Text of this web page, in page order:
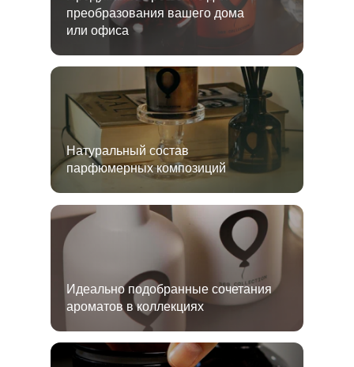
Идеально подобранные сочетания
ароматов в коллекциях
Натуральный состав
парфюмерных композиций
преобразования вашего дома
или офиса